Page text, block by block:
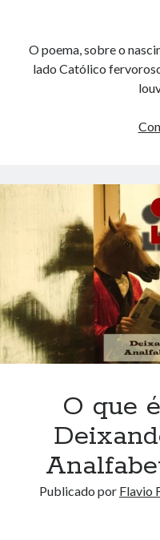
O poema, sobre o
lado Católico
O que
Publicado por Flavio